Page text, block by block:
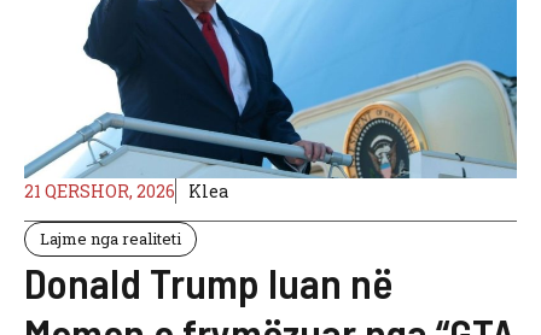
21 QERSHOR, 2026 Klea
Lajme nga realiteti
Donald Trump luan në